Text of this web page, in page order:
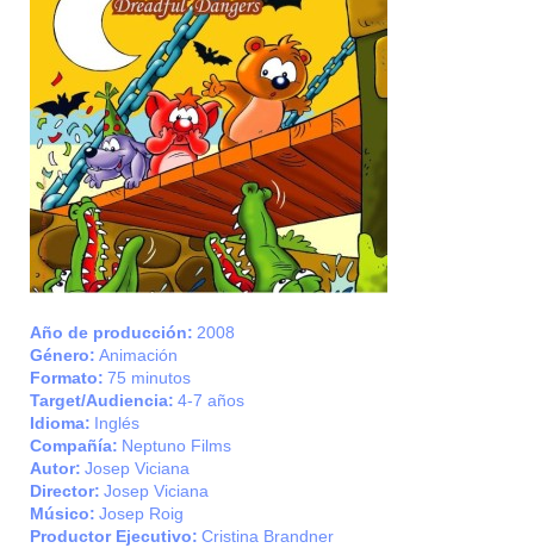
Año de producción: 2008
Género: Animación
Formato: 75 minutos
Target/Audiencia: 4-7 años
Idioma: Inglés
Compañía: Neptuno Films
Autor: Josep Viciana
Director: Josep Viciana
Músico: Josep Roig
Productor Ejecutivo: Cristina Brandner